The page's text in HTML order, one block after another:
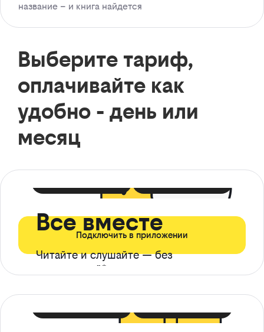
название – и книга найдется
Выберите тариф,
оплачивайте как
удобно - день или
месяц
Все вместе
Читайте и слушайте — без
ограничений*
Подключить в приложении